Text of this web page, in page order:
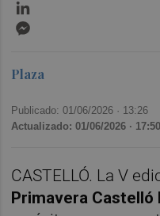
Plaza
Publicado: 01/06/2026 · 13:26
Actualizado: 01/06/2026 · 17:50
CASTELLÓ. La V
Primavera Castelló